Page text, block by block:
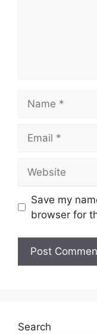
Save my
browser for
Search